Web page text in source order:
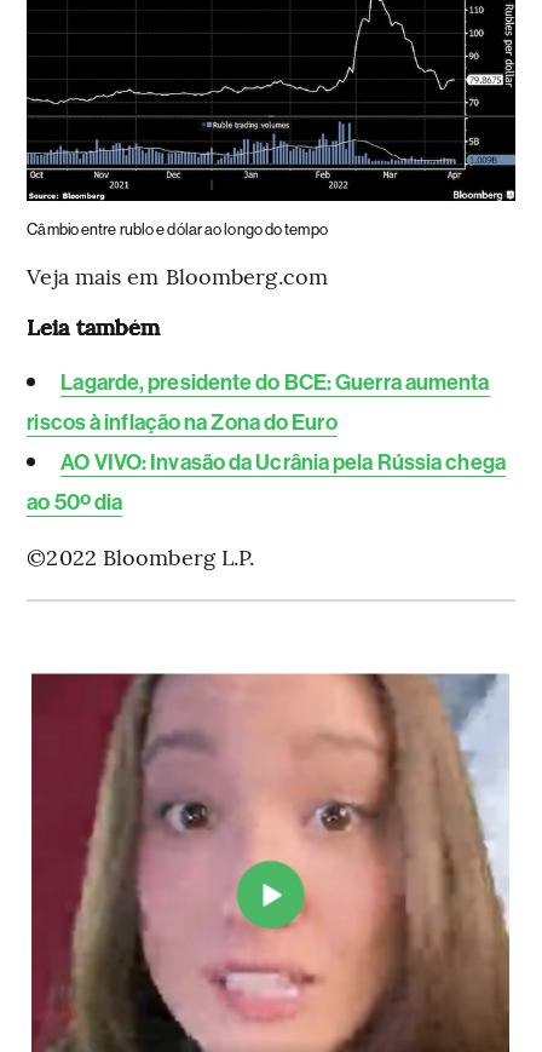
Câmbio entre rublo e dólar ao longo do tempo
Veja mais em Bloomberg.com
Leia também
Lagarde, presidente do BCE: Guerra aumenta
riscos à inflação na Zona do Euro
AO VIVO: Invasão da Ucrânia pela Rússia chega
ao 50º dia
©2022 Bloomberg L.P.